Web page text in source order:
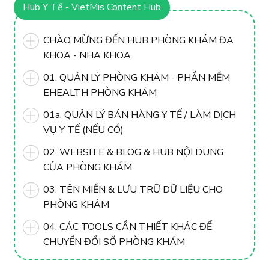
Hub Y Tế - VietMis Content Hub
CHÀO MỪNG ĐẾN HUB PHÒNG KHÁM ĐA
KHOA - NHA KHOA
01. QUẢN LÝ PHÒNG KHÁM - PHẦN MỀM
EHEALTH PHÒNG KHÁM
01a. QUẢN LÝ BÁN HÀNG Y TẾ / LÀM DỊCH
VỤ Y TẾ (NẾU CÓ)
02. WEBSITE & BLOG & HUB NỘI DUNG
CỦA PHÒNG KHÁM
03. TÊN MIỀN & LƯU TRỮ DỮ LIỆU CHO
PHÒNG KHÁM
04. CÁC TOOLS CẦN THIẾT KHÁC ĐỂ
CHUYỂN ĐỔI SỐ PHÒNG KHÁM